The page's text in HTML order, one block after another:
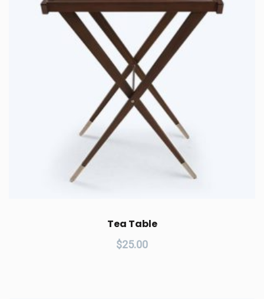
Tea Table
$25.00